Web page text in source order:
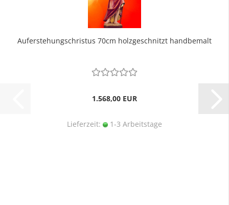
Auferstehungschristus 70cm holzgeschnitzt handbemalt
1.568,00 EUR
Lieferzeit: 1-3 Arbeitstage